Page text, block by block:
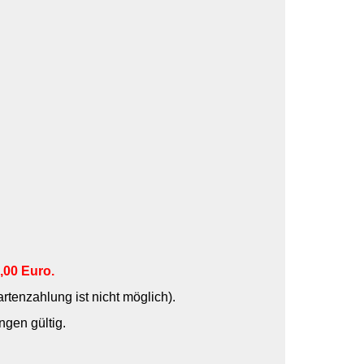
Euro.
ist nicht möglich).
gültig.